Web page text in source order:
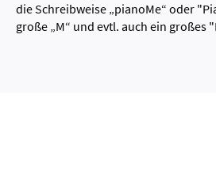
die Schreibweise „pianoMe“ oder
große „M“ und evtl. auch ein großes